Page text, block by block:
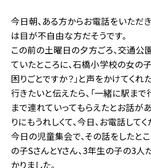
今日朝、ある方からお電話をいただ
は目が不自由な方だそうです。
この前の土曜日の夕方ごろ、交通公
ていたところに、石橋小学校の女の
困りごとですか？」と声をかけてくれ
行きたいと伝えたら、「一緒に駅まで
まで連れていってもらえたとお話が
りにもうれしくて、今日、お電話してく
今日の児童集会で、その話をしたと
の子SさんとYさん、3年生の子の3人
かりました。